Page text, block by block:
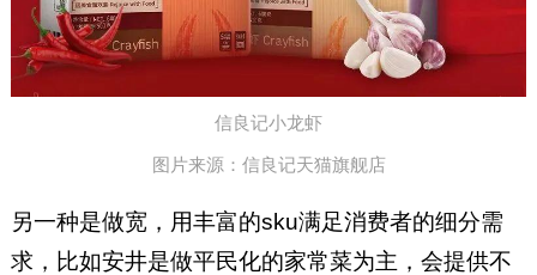
信良记小龙虾
图片来源：信良记天猫旗舰店
另一种是做宽，用丰富的sku满足消费者的细分需
求，比如安井是做平民化的家常菜为主，会提供不